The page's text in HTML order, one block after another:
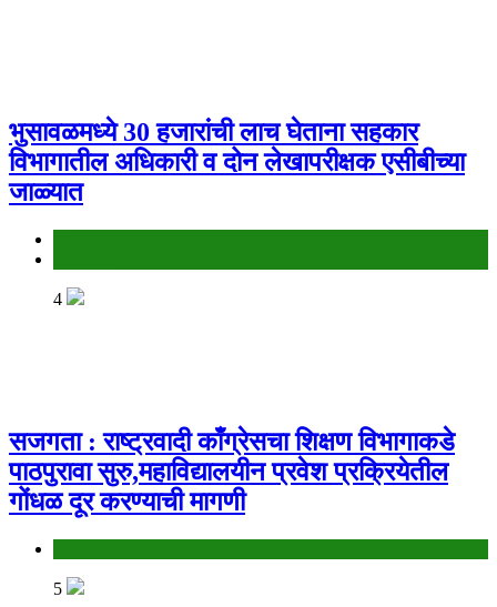
भुसावळमध्ये 30 हजारांची लाच घेताना सहकार
विभागातील अधिकारी व दोन लेखापरीक्षक एसीबीच्या
जाळ्यात
4
सजगता : राष्ट्रवादी काँग्रेसचा शिक्षण विभागाकडे
पाठपुरावा सुरु,महाविद्यालयीन प्रवेश प्रक्रियेतील
गोंधळ दूर करण्याची मागणी
5